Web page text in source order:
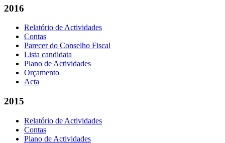
2016
Relatório de Actividades
Contas
Parecer do Conselho Fiscal
Lista candidata
Plano de Actividades
Orçamento
Acta
2015
Relatório de Actividades
Contas
Plano de Actividades